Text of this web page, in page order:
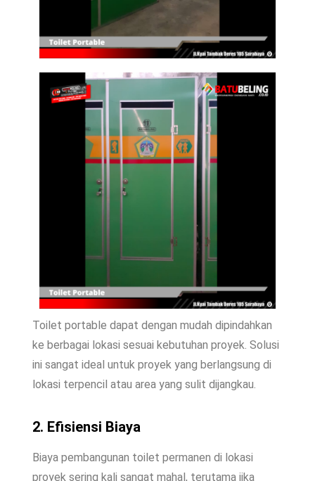
Toilet portable dapat dengan mudah dipindahkan
ke berbagai lokasi sesuai kebutuhan proyek. Solusi
ini sangat ideal untuk proyek yang berlangsung di
lokasi terpencil atau area yang sulit dijangkau.
2. Efisiensi Biaya
Biaya pembangunan toilet permanen di lokasi
proyek sering kali sangat mahal, terutama jika